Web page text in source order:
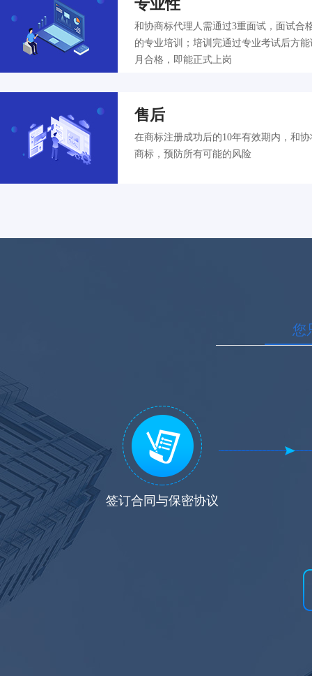
专业性
和协商标代理人需通过3重面试，面试合
的专业培训；培训完通过专业考试后方
月合格，即能正式上岗
售后
在商标注册成功后的10年有效期内，和
商标，预防所有可能的风险
您
签订合同与保密协议